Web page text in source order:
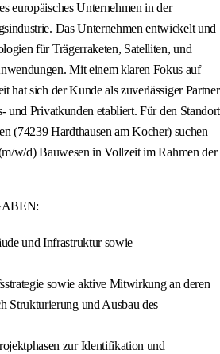
europäisches Unternehmen in der
Das Unternehmen entwickelt und
für Trägerraketen, Satelliten, und
Mit einem klaren Fokus auf
hat sich der Kunde als zuverlässiger Partner
und Privatkunden etabliert. Für den Standort
(74239 Hardthausen am Kocher) suchen
w/d) Bauwesen in Vollzeit im Rahmen der
und Infrastruktur sowie
sowie aktive Mitwirkung an deren
Strukturierung und Ausbau des
zur Identifikation und